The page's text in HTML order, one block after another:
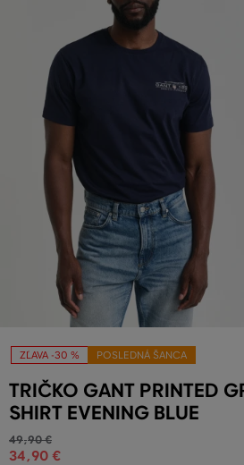
ZĽAVA -30 % POSLEDNÁ ŠANCA
TRIČKO GANT PRINTED
SHIRT EVENING BLUE
49,90 €
34,90 €